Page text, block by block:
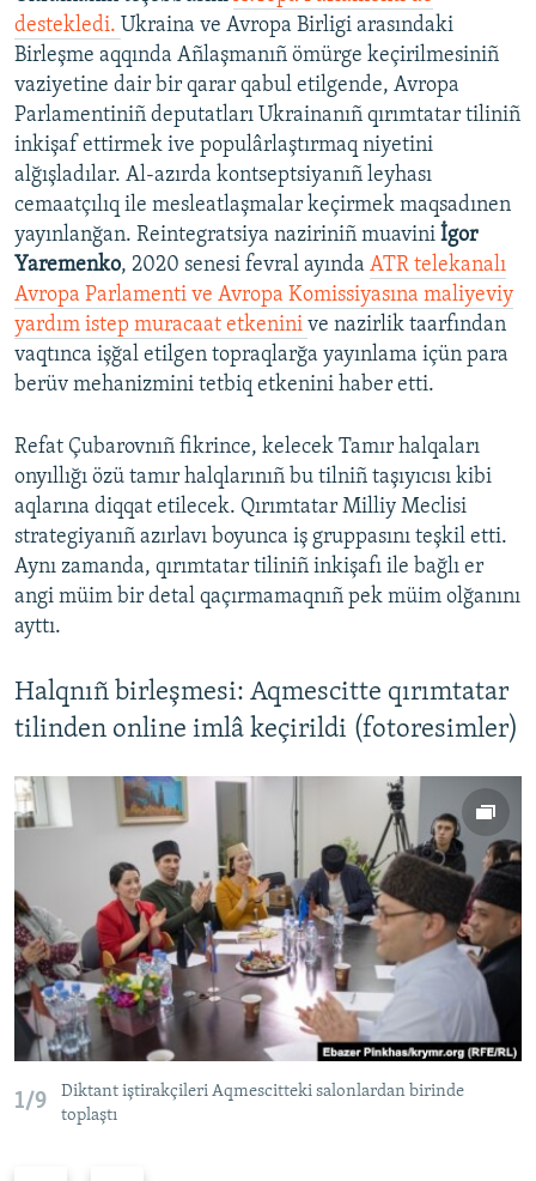
destekledi. Ukraina ve Avropa Birligi arasındaki
Birleşme aqqında Añlaşmanıñ ömürge keçirilmesiniñ
vaziyetine dair bir qarar qabul etilgende, Avropa
Parlamentiniñ deputatları Ukrainanıñ qırımtatar tiliniñ
inkişaf ettirmek ive populârlaştırmaq niyetini
alğışladılar. Al-azırda kontseptsiyanıñ leyhası
cemaatçılıq ile mesleatlaşmalar keçirmek maqsadınen
yayınlanğan. Reintegratsiya naziriniñ muavini İgor
Yaremenko, 2020 senesi fevral ayında ATR telekanalı
Avropa Parlamenti ve Avropa Komissiyasına maliyeviy
yardım istep muracaat etkenini ve nazirlik taarfından
vaqtınca işğal etilgen topraqlarğa yayınlama içün para
berüv mehanizmini tetbiq etkenini haber etti.
Refat Çubarovnıñ fikrince, kelecek Tamır halqaları
onyıllığı özü tamır halqlarınıñ bu tilniñ taşıyıcısı kibi
aqlarına diqqat etilecek. Qırımtatar Milliy Meclisi
strategiyanıñ azırlavı boyunca iş gruppasını teşkil etti.
Aynı zamanda, qırımtatar tiliniñ inkişafı ile bağlı er
angi müim bir detal qaçırmamaqnıñ pek müim olğanını
ayttı.
Halqnıñ birleşmesi: Aqmescitte qırımtatar
tilinden online imlâ keçirildi (fotoresimler)
1/9
Diktant iştirakçileri Aqmescitteki salonlardan birinde
toplaştı